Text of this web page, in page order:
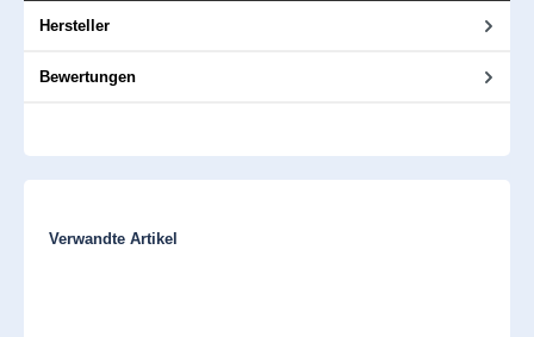
Hersteller
Bewertungen
Produktgalerie überspringen
Verwandte Artikel